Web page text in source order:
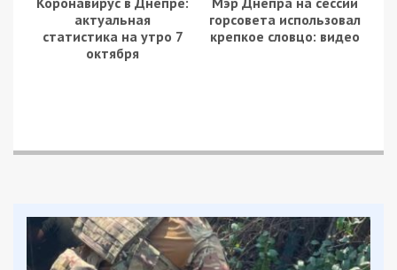
Рекламні блоки дають нам змогу
залишатися незалежними ЗМІ, а вам -
отримувати найсвіжіші новини під ними.
Читайте також